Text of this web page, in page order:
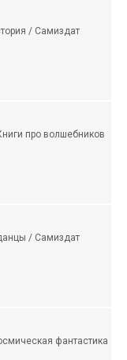
/ Самиздат
про волшебников
/ Самиздат
фантастика